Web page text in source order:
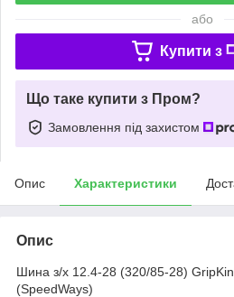
або
Купити з
Що таке купити з Пром?
Замовлення під захистом
Опис Характеристики
Опис
Шина з/х 12.4-28 (320/85-28)
(SpeedWays)